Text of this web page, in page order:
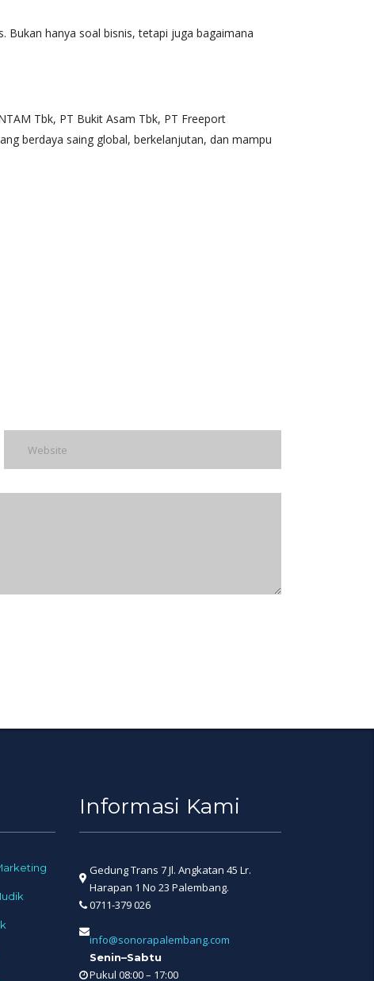
Bukan hanya soal bisnis, tetapi juga bagaimana
Tbk, PT Bukit Asam Tbk, PT Freeport
berdaya saing global, berkelanjutan, dan mampu
Informasi Kami
Gedung Trans 7 Jl. Angkatan 45 Lr.
Harapan 1 No 23 Palembang.
0711-379 026
info@sonorapalembang.com
Senin–Sabtu
Pukul 08:00 – 17:00